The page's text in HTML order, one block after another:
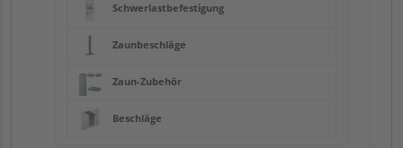
Schwerlastbefestigung
Zaunbeschläge
Zaun-Zubehör
Beschläge